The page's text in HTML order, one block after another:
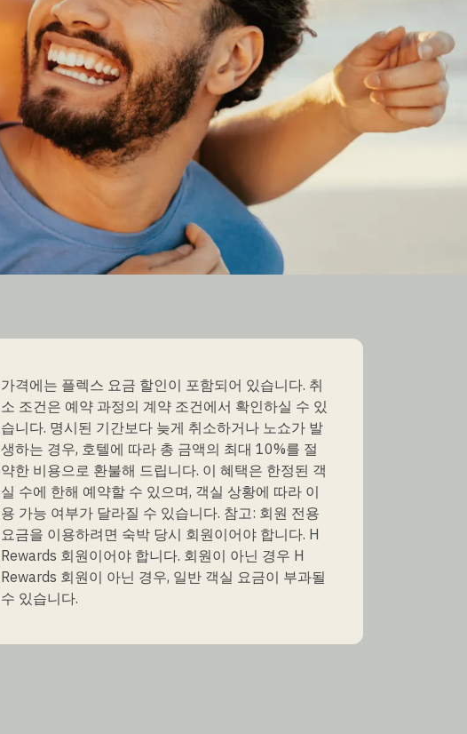
가격에는 플렉스 요금 할인이 포함되어 있습니다. 취
소 조건은 예약 과정의 계약 조건에서 확인하실 수 있
습니다. 명시된 기간보다 늦게 취소하거나 노쇼가 발
생하는 경우, 호텔에 따라 총 금액의 최대 10%를 절
약한 비용으로 환불해 드립니다. 이 혜택은 한정된 객
실 수에 한해 예약할 수 있으며, 객실 상황에 따라 이
용 가능 여부가 달라질 수 있습니다. 참고: 회원 전용
요금을 이용하려면 숙박 당시 회원이어야 합니다. H
Rewards 회원이어야 합니다. 회원이 아닌 경우 H
Rewards 회원이 아닌 경우, 일반 객실 요금이 부과될
수 있습니다.